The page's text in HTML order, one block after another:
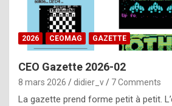
e
b
y
g
e
2026 CEOMAG GAZETTE
CEO Gazette 2026-02
8 mars 2026 didier_v 7 Comments
La gazette prend forme petit à petit.